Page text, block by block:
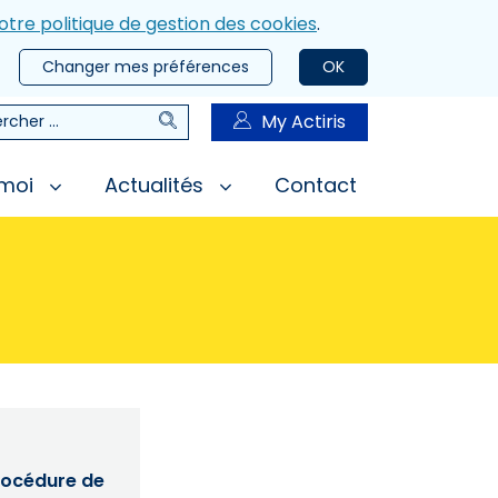
politique de gestion des cookies.
OK
Changer mes préférences
RechercherMy Actiris
Actualités Contact
de